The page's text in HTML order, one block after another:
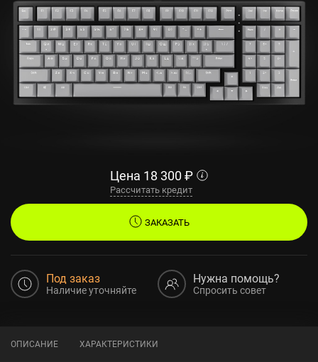
Цена 18 300 ₽
Рассчитать кредит
ЗАКАЗАТЬ
Под заказ
Наличие уточняйте
Нужна помощь?
Спросить совет
ОПИСАНИЕ ХАРАКТЕРИСТИКИ